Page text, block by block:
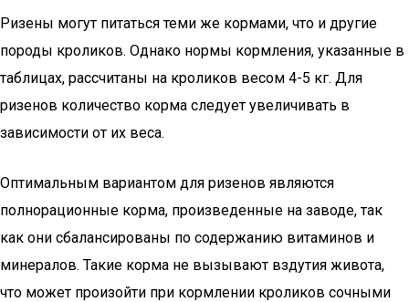
Ризены могут питаться теми же кормами, что и другие
породы кроликов. Однако нормы кормления, указанные в
таблицах, рассчитаны на кроликов весом 4-5 кг. Для
ризенов количество корма следует увеличивать в
зависимости от их веса.
Оптимальным вариантом для ризенов являются
полнорационные корма, произведенные на заводе, так
как они сбалансированы по содержанию витаминов и
минералов. Такие корма не вызывают вздутия живота,
что может произойти при кормлении кроликов сочными